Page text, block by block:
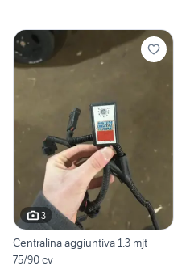
3
Centralina aggiuntiva 1.3 mjt
75/90 cv